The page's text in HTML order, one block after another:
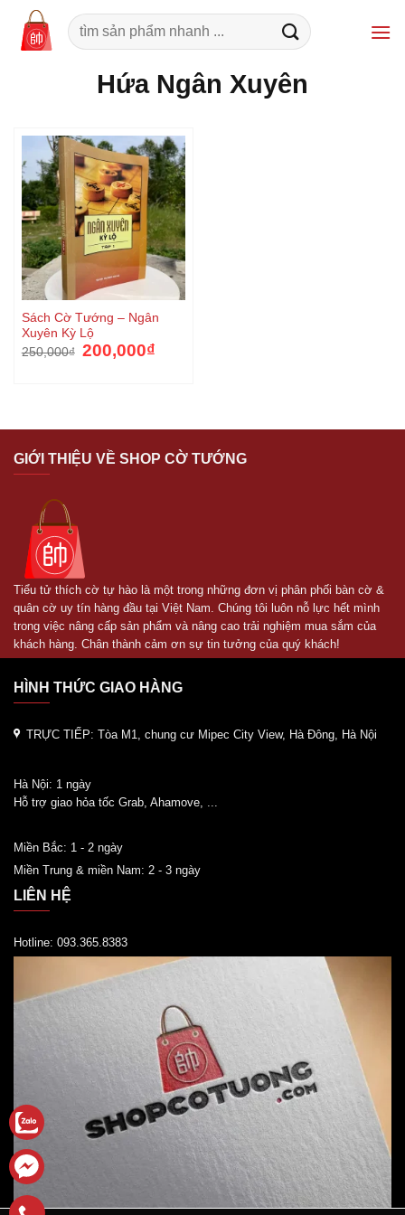
qua
Tìm
kiếm:
Hứa Ngân Xuyên
Sách Cờ Tướng – Ngân
Xuyên Kỳ Lộ
250,000₫
Giá
gốc
200,000₫Giá
hiện
GIỚI THIỆU VỀ SHOP CỜ TƯỚNG
Tiểu tử thích cờ tự hào là một trong những đơn vị phân phối bàn cờ &
quân cờ uy tín hàng đầu tại Việt Nam. Chúng tôi luôn nỗ lực hết mình
trong việc nâng cấp sản phẩm và nâng cao trải nghiệm mua sắm của
khách hàng. Chân thành cảm ơn sự tin tưởng của quý khách!
HÌNH THỨC GIAO HÀNG
TRỰC TIẾP: Tòa M1, chung cư Mipec City View, Hà Đông, Hà Nội
Hà Nội: 1 ngày
Hỗ trợ giao hỏa tốc Grab, Ahamove, ...
Miền Bắc: 1 - 2 ngày
Miền Trung & miền Nam: 2 - 3 ngày
LIÊN HỆ
Hotline: 093.365.8383